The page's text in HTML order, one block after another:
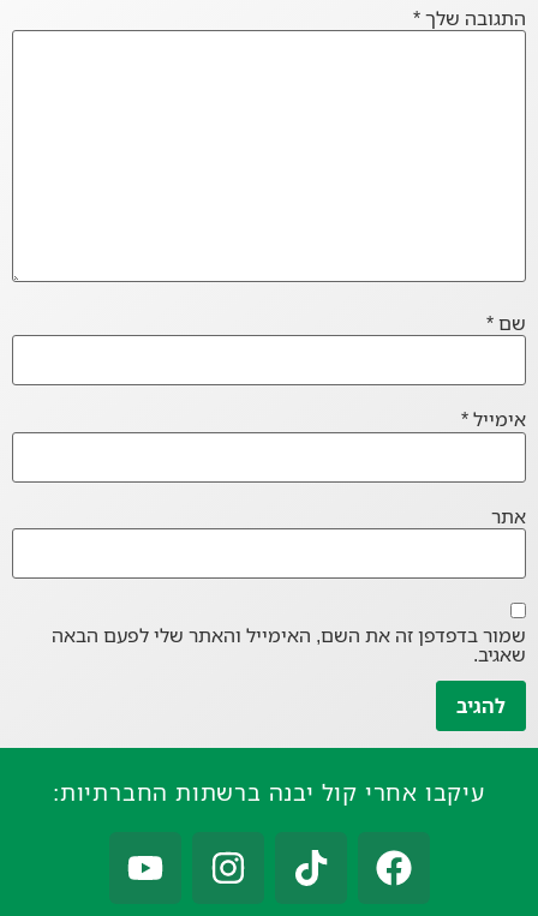
התגובה שלך*
שם*
אימייל*
אתר
שמור בדפדפן זה את השם, האימייל והאתר שלי לפעם הבאה
שאגיב.
עיקבו אחרי קול יבנה ברשתות החברתיות: